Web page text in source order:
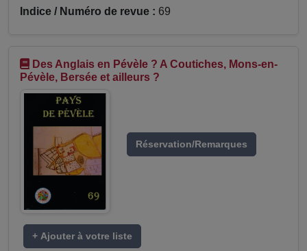
Indice / Numéro de revue : 69
Des Anglais en Pévèle ? A Coutiches, Mons-en-
Pévèle, Bersée et ailleurs ?
Réservation/Remarques
+ Ajouter à votre liste